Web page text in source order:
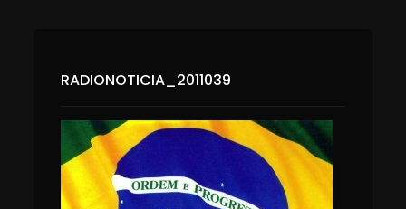
RADIONOTICIA_2011039